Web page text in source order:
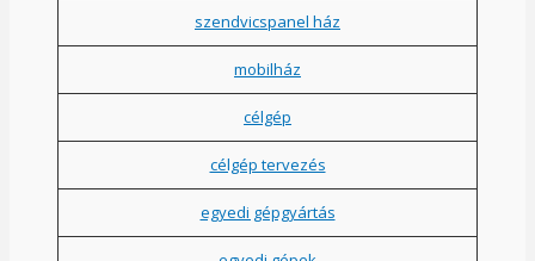
szendvicspanel ház
mobilház
célgép
célgép tervezés
egyedi gépgyártás